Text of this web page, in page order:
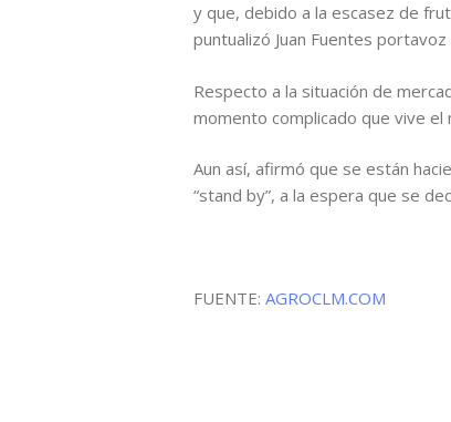
y que, debido a la escasez de
puntualizó Juan Fuentes
Respecto a la situación de
momento complicado que vive el
Aun así, afirmó que se están
“stand by”, a la espera que se
FUENTE: AGROCLM.COM